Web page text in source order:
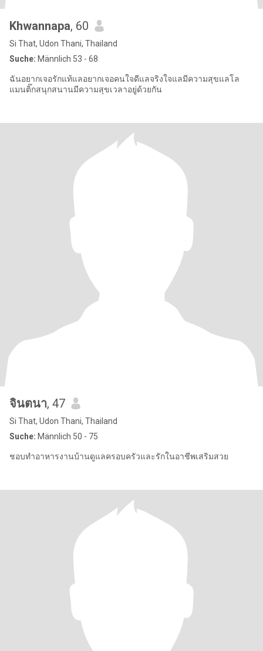
Khwannapa, 60
Si That, Udon Thani, Thailand
Suche: Männlich 53 - 68
ฉันอยากเจอรักแท้แลอยากเจอคนใจดีแลจริงใจแลมีความสุขแลโล
แมนติ๊กสนุกสนานมีความสุขเวลาอยู่ด้วยกัน
จินตนา, 47
Si That, Udon Thani, Thailand
Suche: Männlich 50 - 75
ชอบทำอาหารงานบ้านดูแลครอบครัวและรักในอาชีพเสริมสวย